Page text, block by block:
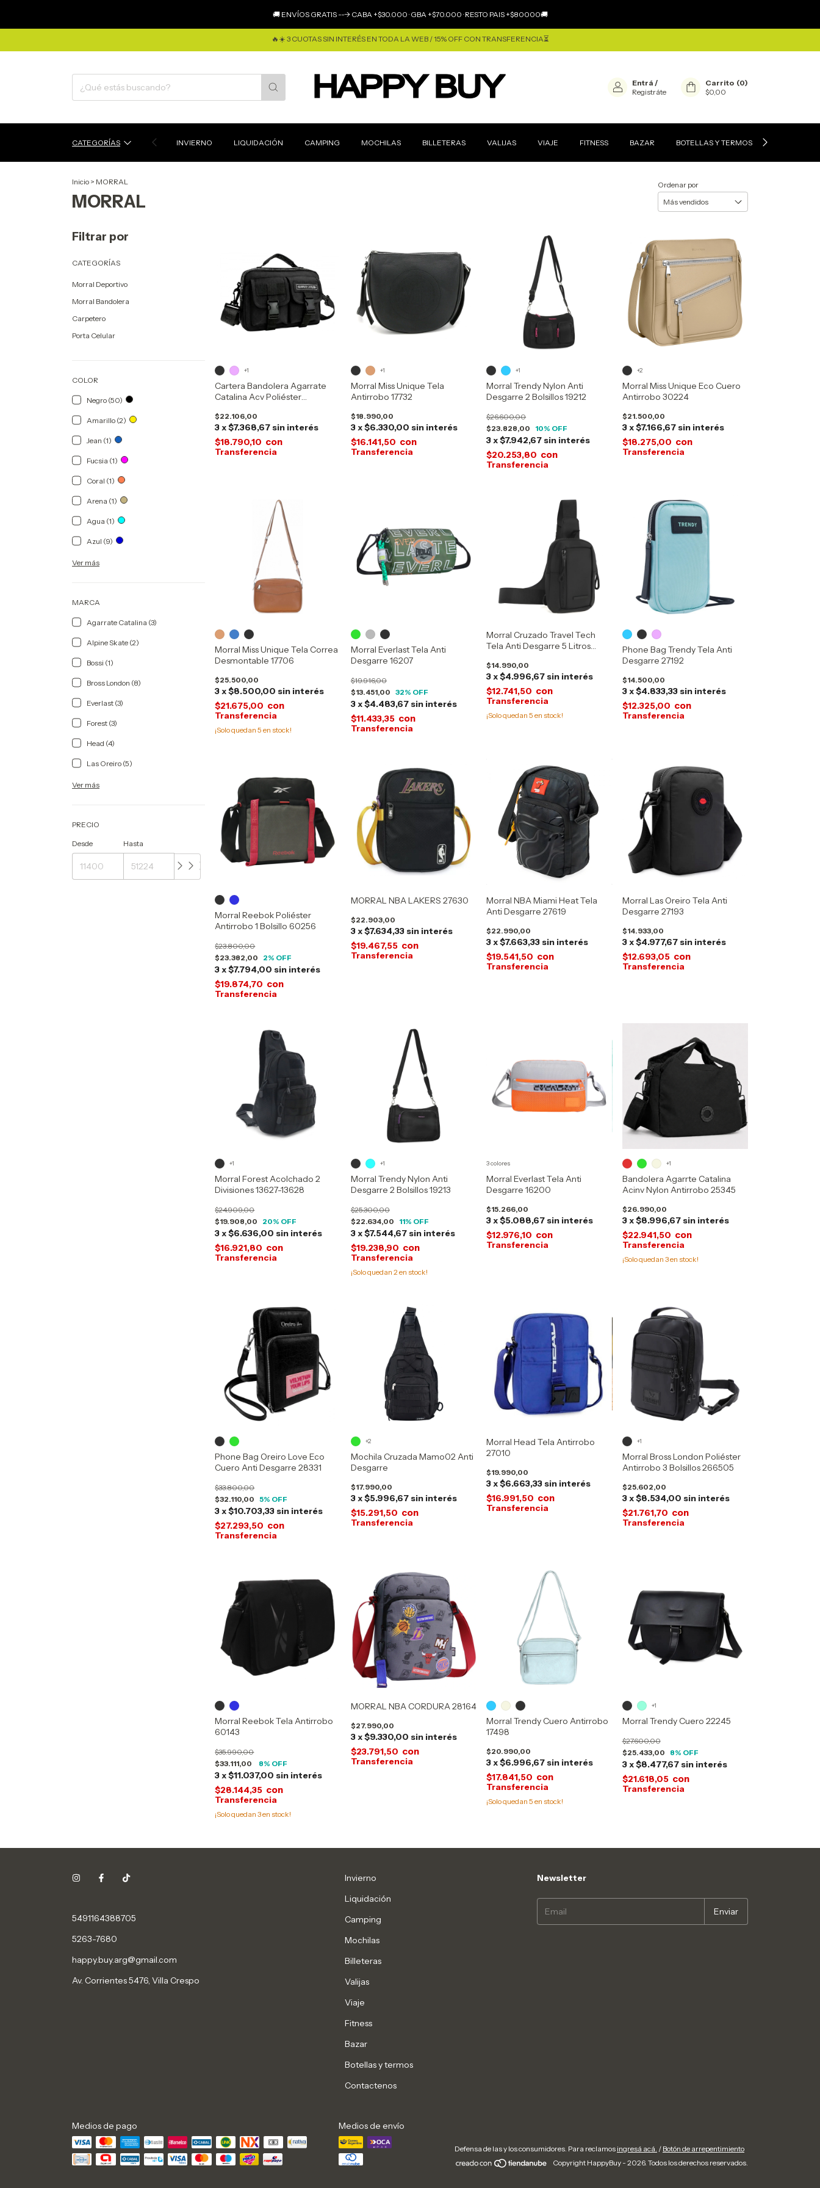
🚚 ENVÍOS GRATIS ---> CABA +$30.000 · GBA +$70.000 · RESTO PAIS +$80000🚚
🔥☀️ 3 CUOTAS SIN INTERÉS EN TODA LA WEB / 15% OFF CON TRANSFERENCIA⏳
Entrá /
Registráte
Carrito (0)
$0,00
CATEGORÍAS INVIERNO LIQUIDACIÓN CAMPING MOCHILAS BILLETERAS VALIJAS VIAJE FITNESS BAZAR BOTELLAS Y TERMOS
Inicio > MORRAL
MORRAL
Ordenar por
Filtrar por
CATEGORÍAS
Morral Deportivo
Morral Bandolera
Carpetero
Porta Celular
COLOR
Negro (50)
Amarillo (2)
Jean (1)
Fucsia (1)
Coral (1)
Arena (1)
Agua (1)
Azul (9)
Ver más
MARCA
Agarrate Catalina (3)
Alpine Skate (2)
Bossi (1)
Bross London (8)
Everlast (3)
Forest (3)
Head (4)
Las Oreiro (5)
Ver más
PRECIO
Desde Hasta
Cartera Bandolera Agarrate
Catalina Acv Poliéster
$22.106,00
3x$7.368,67 sin interés
$18.790,10 con
+1
Morral Miss Unique Tela
Antirrobo 17732
$18.990,00
3x$6.330,00 sin interés
$16.141,50 con
+1
Morral Trendy Nylon Anti
Desgarre 2 Bolsillos 19212
$23.828,00
$26.600,00
10% OFF
3x$7.942,67 sin interés
$20.253,80 con
+1
Morral Miss Unique Eco Cuero
Antirrobo 30224
$21.500,00
3x$7.166,67 sin interés
$18.275,00 con
+2
Morral Miss Unique Tela Correa
Desmontable 17706
$25.500,00
3x$8.500,00 sin interés
$21.675,00 con
¡Solo quedan5 en stock!
Morral Everlast Tela Anti
Desgarre 16207
$13.451,00
$19.916,00
32% OFF
3x$4.483,67 sin interés
$11.433,35 con
Morral Cruzado Travel Tech
Tela Anti Desgarre 5 Litros
$14.990,00
3x$4.996,67 sin interés
$12.741,50 con
¡Solo quedan5 en stock!
Phone Bag Trendy Tela Anti
Desgarre 27192
$14.500,00
3x$4.833,33 sin interés
$12.325,00 con
Morral Reebok Poliéster
Antirrobo 1 Bolsillo 60256
$23.382,00
$23.800,00
2% OFF
3x$7.794,00 sin interés
$19.874,70 con
MORRAL NBA LAKERS 27630
$22.903,00
3x$7.634,33 sin interés
$19.467,55 con
Morral NBA Miami Heat Tela
Anti Desgarre 27619
$22.990,00
3x$7.663,33 sin interés
$19.541,50 con
Morral Las Oreiro Tela Anti
Desgarre 27193
$14.933,00
3x$4.977,67 sin interés
$12.693,05 con
Morral Forest Acolchado 2
Divisiones 13627-13628
$19.908,00
$24.909,00
20% OFF
3x$6.636,00 sin interés
$16.921,80 con
+1
Morral Trendy Nylon Anti
Desgarre 2 Bolsillos 19213
$22.634,00
$25.300,00
11% OFF
3x$7.544,67 sin interés
$19.238,90 con
¡Solo quedan 2en stock!
+1
Morral Everlast Tela Anti
Desgarre 16200
$15.266,00
3x$5.088,67 sin interés
$12.976,10 con
3 colores
Bandolera Agarrte Catalina
Acinv Nylon Antirrobo 25345
$26.990,00
3x$8.996,67 sin interés
$22.941,50 con
¡Solo quedan 3en stock!
+1
Phone Bag Oreiro Love Eco
Cuero Anti Desgarre 28331
$32.110,00
$33.800,00
5% OFF
3x$10.703,33 sin interés
$27.293,50 con
Mochila Cruzada Mamo02 Anti
Desgarre
$17.990,00
3x$5.996,67 sin interés
$15.291,50 con
+2
Morral Head Tela Antirrobo
27010
$19.990,00
3x$6.663,33 sin interés
$16.991,50 con
Morral Bross London Poliéster
Antirrobo 3 Bolsillos 266505
$25.602,00
3x$8.534,00 sin interés
$21.761,70 con
+1
Morral Reebok Tela Antirrobo
60143
$33.111,00
$35.990,00
8% OFF
3x$11.037,00 sin interés
$28.144,35 con
¡Solo quedan3en stock!
MORRAL NBA CORDURA 28164
$27.990,00
3x$9.330,00 sin interés
$23.791,50 con
Morral Trendy Cuero Antirrobo
17498
$20.990,00
3x$6.996,67 sin interés
$17.841,50 con
¡Solo quedan5 en stock!
Morral Trendy Cuero 22245
$25.433,00
$27.600,00
8% OFF
3x$8.477,67 sin interés
$21.618,05 con
+1
5491164388705
5263-7680
happy.buy.arg@gmail.com
Av. Corrientes 5476, Villa Crespo
Invierno
Liquidación
Camping
Mochilas
Billeteras
Valijas
Viaje
Fitness
Bazar
Botellas y termos
Contactenos
Newsletter
Medios de pago Medios de envío
Defensa de las y los consumidores. Para reclamos ingresá acá. / Botón de arrepentimiento
Copyright HappyBuy - 2026. Todos los derechos reservados.